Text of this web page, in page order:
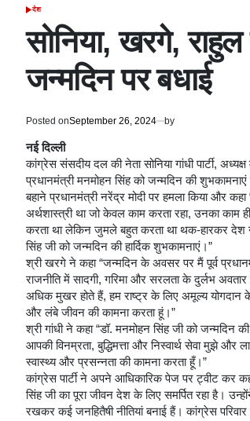
POSTED
देश
सोनिया, खरगे,
जन्मदिन पर बधाई
Posted onSeptember 26, 2024 by
नई दिल्ली
कांग्रेस संसदीय दल की नेता सोनिया गांधी पार्टी,
प्रधानमंत्री मनमोहन सिंह को जन्मदिन की
बहाने प्रधानमंत्री नरेंद्र मोदी पर हमला किया और
अर्थशास्त्री था जो केवल काम करता रहा, उनका काम
करता था लेकिन जुमले बहुत करता था थक-हारकर देश
सिंह जी को जन्मदिन की हार्दिक शुभकामनाएं।”
श्री खरगे ने कहा “जन्मदिन के अवसर पर मैं पूर्व
राजनीति में सादगी, गरिमा और सरलता के दुर्लभ
अधिक मुखर होते हैं, हम राष्ट्र के लिए अमूल्य
और लंबे जीवन की कामना करता हूं।”
श्री गांधी ने कहा “डॉ. मनमोहन सिंह जी को जन्मदिन
आपकी विनम्रता, बुद्धिमत्ता और निस्वार्थ सेवा मुझे
स्वास्थ्य और प्रसन्नता की कामना करता हूँ।”
कांग्रेस पार्टी ने अपने आधिकारिक पेज पर ट्वीट कर
सिंह जी का पूरा जीवन देश के लिए समर्पित रहा है।
रखकर कई जनहितैषी नीतियां बनाई हैं। कांग्रेस